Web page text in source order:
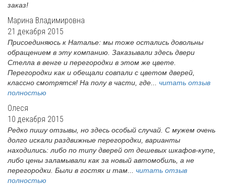
заказ!
Марина Владимировна
21 декабря 2015
Присоединяюсь к Наталье: мы тоже остались довольны
обращением в эту компанию. Заказывали здесь двери
Стелла в венге и перегородки в этом же цвете.
Перегородки как и обещали совпали с цветом дверей,
классно смотрятся! На полу в части, где... читать отзыв
полностью
Олеся
10 декабря 2015
Редко пишу отзывы, но здесь особый случай. С мужем очень
долго искали раздвижные перегородки, варианты
находились: либо по типу дверей от дешевых шкафов-купе,
либо цены заламывали как за новый автомобиль, а не
перегородки. Были в гостях и там... читать отзыв
полностью